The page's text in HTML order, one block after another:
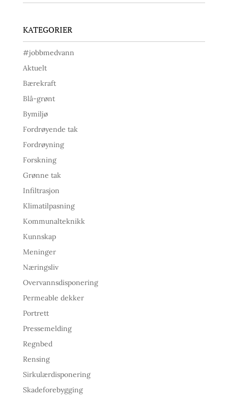
KATEGORIER
#jobbmedvann
Aktuelt
Bærekraft
Blå-grønt
Bymiljø
Fordrøyende tak
Fordrøyning
Forskning
Grønne tak
Infiltrasjon
Klimatilpasning
Kommunalteknikk
Kunnskap
Meninger
Næringsliv
Overvannsdisponering
Permeable dekker
Portrett
Pressemelding
Regnbed
Rensing
Sirkulærdisponering
Skadeforebygging